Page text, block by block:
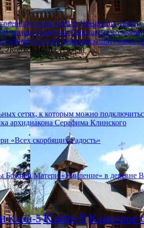
князь Глеб (в Крещении Давид),
Христина Тирская
Боголеп ЧерноярскийМученик
2Кор.6:1-10, Лк.7:36–50
сетях, к которым можно
архидиакона Серафима Клинского
«Всех скорбящих Радость»
Божией Матери «Умиление» в деревне
Клин-5Клин-9Клинское